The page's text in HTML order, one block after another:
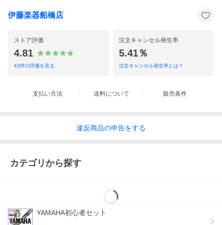
ロングセラーのスチューデントクラリネット“E13”からインスパイ
しい響きを得るために独自設計されました。
伊藤楽器船橋店
ストア評価
4.81
43件の評価を見る
注文キャンセル発生率
5.41％
注文キャンセル発生率とは？
支払い方法 送料について 販売条件
違反商品の申告をする
カテゴリから探す
YAMAHA初心者セット